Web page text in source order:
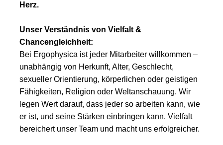
Herz.
Unser Verständnis von Vielfalt &
Chancengleichheit:
Bei Ergophysica ist jeder Mitarbeiter willkommen –
unabhängig von Herkunft, Alter, Geschlecht,
sexueller Orientierung, körperlichen oder geistigen
Fähigkeiten, Religion oder Weltanschauung. Wir
legen Wert darauf, dass jeder so arbeiten kann, wie
er ist, und seine Stärken einbringen kann. Vielfalt
bereichert unser Team und macht uns erfolgreicher.